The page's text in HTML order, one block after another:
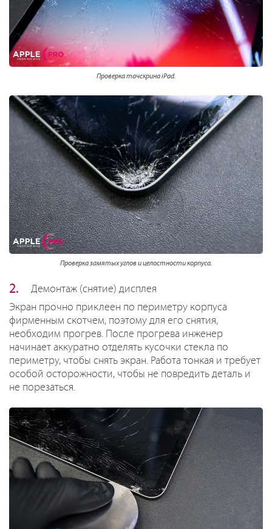
Проверка тачскрина iPad.
Проверка замятых углов и целостности корпуса.
Демонтаж (снятие) дисплея
Экран прочно приклеен по периметру корпуса
фирменным скотчем, поэтому для его снятия,
необходим прогрев. После прогрева инженер
начинает аккуратно отделять кусочки стекла по
периметру, чтобы снять экран. Работа тонкая и требует
особой осторожности, чтобы не повредить деталь и
не порезаться.